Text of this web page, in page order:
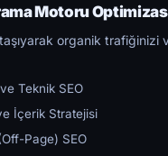
Motoru
organik trafiğinizi ve
Teknik SEO
İçerik Stratejisi
Page) SEO